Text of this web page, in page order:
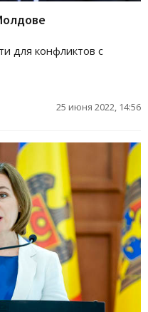
для конфликтов с
25 июня 2022, 14:56